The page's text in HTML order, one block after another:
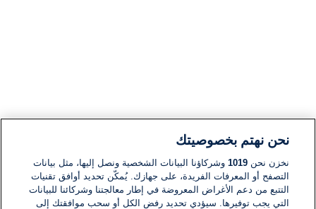
نحن نهتم بخصوصيتك
نخزن نحن1019 وشركاؤنا البيانات الشخصية ونصل إليها، مثل بيانات
التصفح أو المعرفات الفريدة، على جهازك. يُمكّن تحديد أوافق تقنيات
التتبع من دعم الأغراض المعروضة في إطار معالجتنا وشركائنا للبيانات
التي يجب توفيرها. سيؤدي تحديد رفض الكل أو سحب موافقتك إلى